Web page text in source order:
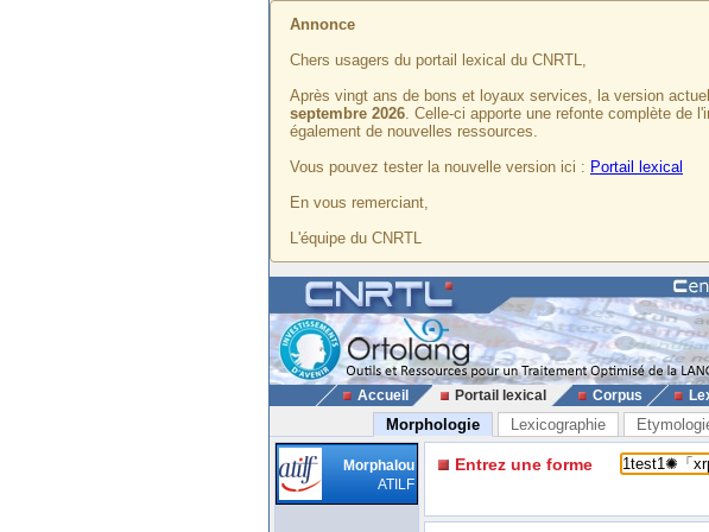
Annonce
Chers usagers du portail lexical du CNRTL,
Après vingt ans de bons et loyaux services, la version
septembre 2026. Celle-ci apporte une refonte complète de
également de nouvelles ressources.
Vous pouvez tester la nouvelle version ici : Portail lexical
En vous remerciant,
L'équipe du CNRTL
Accueil Portail lexical Corpus
Morphologie Lexicographie
Morphalou
ATILF
Entrez une forme